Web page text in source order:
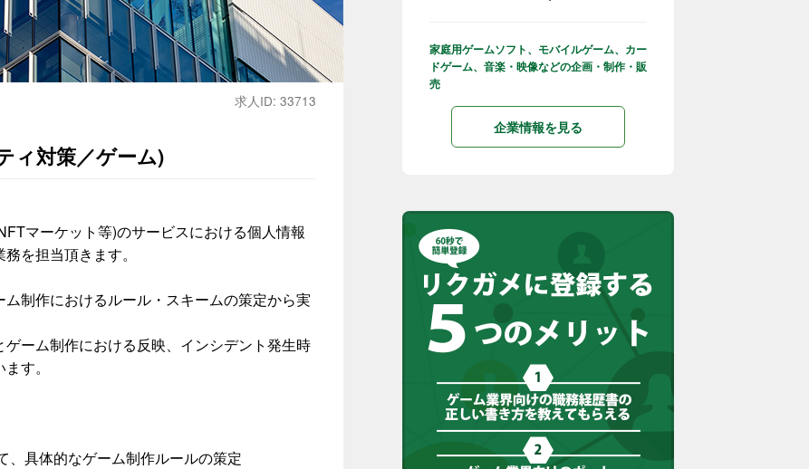
求人ID: 33713
ィ対策／ゲーム)
マーケット等)のサービスにおける個人情報
を担当頂きます。
制作におけるルール・スキームの策定から実
ーム制作における反映、インシデント発生時
す。
具体的なゲーム制作ルールの策定
家庭用ゲームソフト、モバイルゲーム、カー
ドゲーム、音楽・映像などの企画・制作・販
売
企業情報を見る